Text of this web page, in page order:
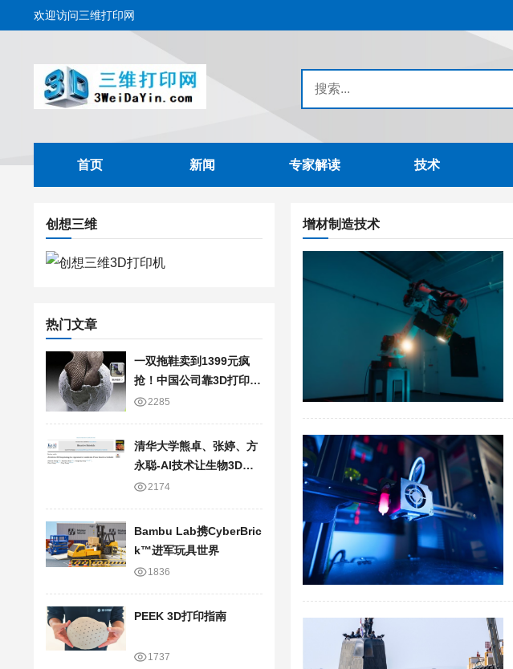
欢迎访问三维打印网
首页 新闻 专家解读 技术
创想三维
热门文章
一双拖鞋卖到1399元疯
抢！中国公司靠3D打印技
术，半年狂卷20亿
2285
清华大学熊卓、张婷、方
永聪-AI技术让生物3D打
印走向临床应用
2174
Bambu Lab携Cyber​​Bric
k™进军玩具世界
1836
PEEK 3D打印指南
1737
增材制造技术